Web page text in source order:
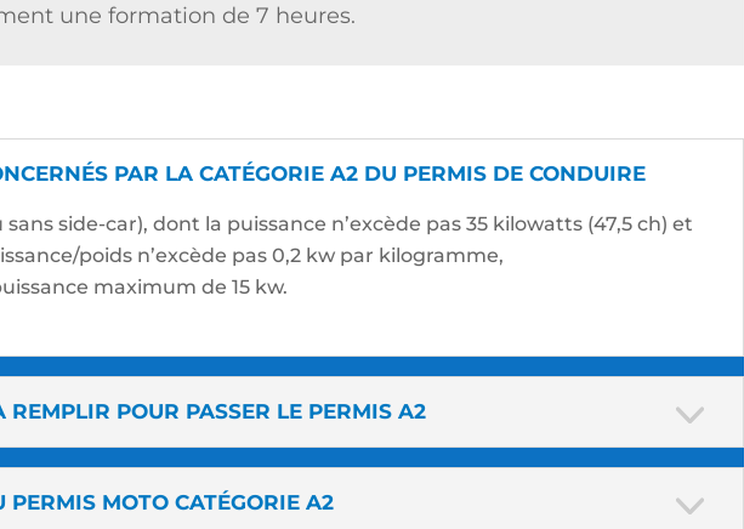
une formation de 7 heures.
PAR LA CATÉGORIE A2 DU PERMIS DE CONDUIRE
side-car), dont la puissance n’excède pas 35 kilowatts (47,5 ch) et
poids n’excède pas 0,2 kw par kilogramme,
maximum de 15 kw.
REMPLIR POUR PASSER LE PERMIS A2
MOTO CATÉGORIE A2